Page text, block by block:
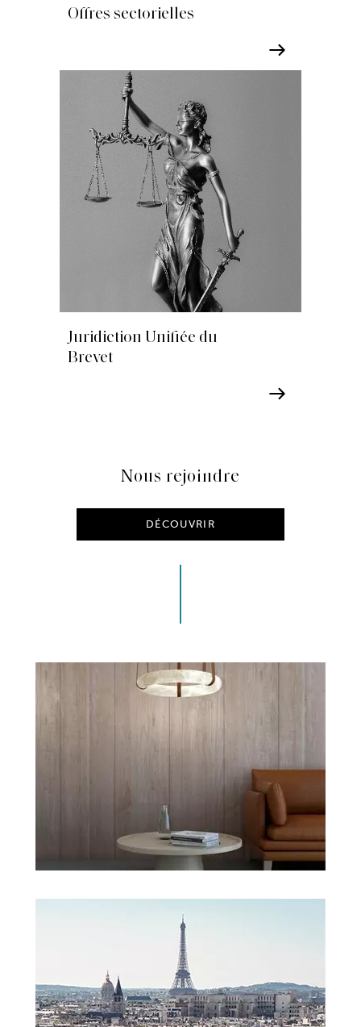
Offres sectorielles
Juridiction Unifiée du
Brevet
Nous rejoindre
DÉCOUVRIR